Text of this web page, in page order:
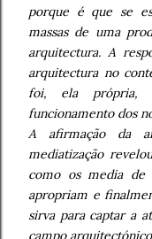
porque é que se
massas de uma
arquitectura. A
arquitectura no
foi, ela própria,
funcionamento dos
A afirmação da
mediatização
como os media de
apropriam e
sirva para captar a
campo